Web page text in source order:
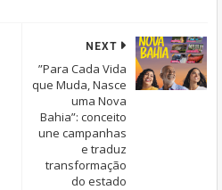
NEXT
”Para Cada Vida
que Muda, Nasce
uma Nova
Bahia”: conceito
une campanhas
e traduz
transformação
do estado